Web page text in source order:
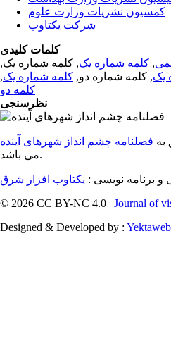
کمسیون نشریات وزارت علوم
شرکت یکتاوب
کلمات کلیدی
, کلمه شماره یک, کلمه شماره یک,
یک, کلمه شماره دو, کلمه شماره یک,
کلمه دو
نظرسنجی
به فصلنامه چشم انداز شهرهای آینده
می باشد.
و برنامه نویسی : یکتاوب افزار شرق
© 2026 CC BY-NC 4.0 | Journal of
Designed & Developed by : Yektaweb